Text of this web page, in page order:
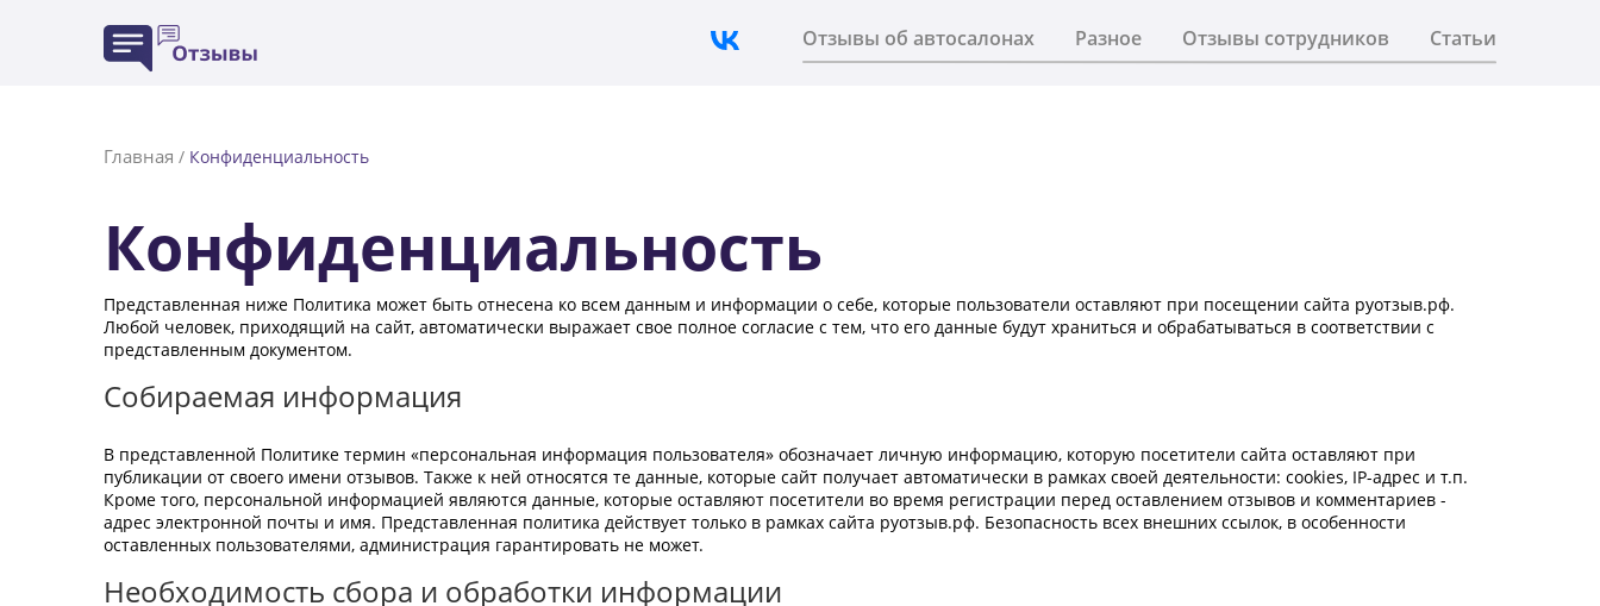
Отзывы об автосалонах Разное Отзывы сотрудников Статьи
Главная / Конфиденциальность
Конфиденциальность
Представленная ниже Политика может быть отнесена ко всем данным и информации о себе, которые пользователи оставляют при посещении сайта руотзыв.рф.
Любой человек, приходящий на сайт, автоматически выражает свое полное согласие с тем, что его данные будут храниться и обрабатываться в соответствии с
представленным документом.
Собираемая информация
В представленной Политике термин «персональная информация пользователя» обозначает личную информацию, которую посетители сайта оставляют при
публикации от своего имени отзывов. Также к ней относятся те данные, которые сайт получает автоматически в рамках своей деятельности: cookies, IP-адрес и т.п.
Кроме того, персональной информацией являются данные, которые оставляют посетители во время регистрации перед оставлением отзывов и комментариев -
адрес электронной почты и имя. Представленная политика действует только в рамках сайта руотзыв.рф. Безопасность всех внешних ссылок, в особенности
оставленных пользователями, администрация гарантировать не может.
Необходимость сбора и обработки информации